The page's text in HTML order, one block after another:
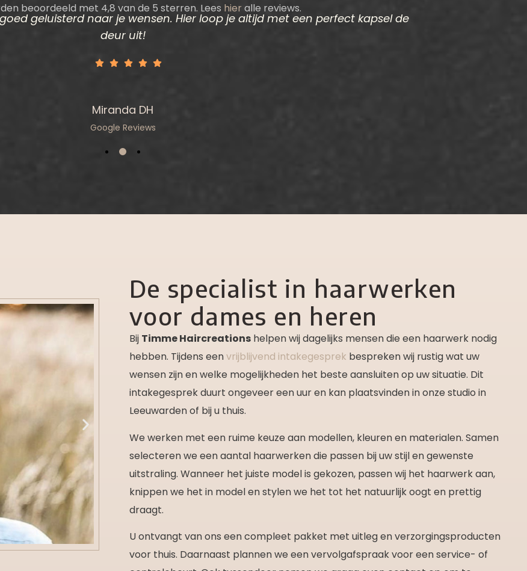
beoordeeld met 4,8 van de 5 sterren. Lees hieralle reviews.
Miranda DH
Google Reviews
geluisterd naar je wensen. Hier loop je altijd met een perfect kapsel de
deur uit!
De specialist in haarwerken
voor dames en heren
Bij Timme Haircreationshelpen wij dagelijks mensen die een haarwerk nodig
hebben. Tijdens eenvrijblijvend intakegesprek bespreken wij rustig wat uw
wensen zijn en welke mogelijkheden het beste aansluiten op uw situatie. Dit
intakegesprek duurt ongeveer een uur en kan plaatsvinden in onze studio in
Leeuwarden of bij u thuis.
We werken met een ruime keuze aan modellen, kleuren en materialen. Samen
selecteren we een aantal haarwerken die passen bij uw stijl en gewenste
uitstraling. Wanneer het juiste model is gekozen, passen wij het haarwerk aan,
knippen we het in model en stylen we het tot het natuurlijk oogt en prettig
draagt.
U ontvangt van ons een compleet pakket met uitleg en verzorgingsproducten
voor thuis. Daarnaast plannen we een vervolgafspraak voor een service- of